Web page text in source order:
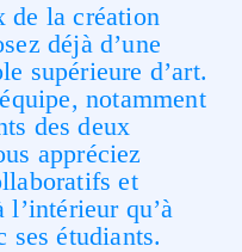
de la création
déjà d’une
supérieure d’art.
notamment
des deux
appréciez
et
qu’à
ses étudiants.